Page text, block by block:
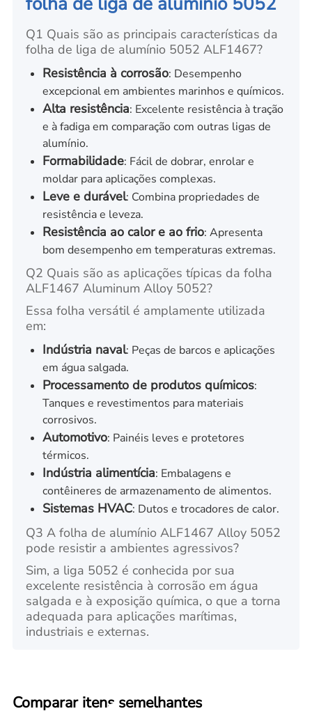
Q1 Quais são as principais características da
folha de liga de alumínio 5052 ALF1467?
Resistência à corrosão: Desempenho
excepcional em ambientes marinhos e químicos.
Alta resistência: Excelente resistência à tração
e à fadiga em comparação com outras ligas de
alumínio.
Formabilidade: Fácil de dobrar, enrolar e
moldar para aplicações complexas.
Leve e durável: Combina propriedades de
resistência e leveza.
Resistência ao calor e ao frio: Apresenta
bom desempenho em temperaturas extremas.
Q2 Quais são as aplicações típicas da folha
ALF1467 Aluminum Alloy 5052?
Essa folha versátil é amplamente utilizada
em:
Indústria naval: Peças de barcos e aplicações
em água salgada.
Processamento de produtos químicos:
Tanques e revestimentos para materiais
corrosivos.
Automotivo: Painéis leves e protetores
térmicos.
Indústria alimentícia: Embalagens e
contêineres de armazenamento de alimentos.
Sistemas HVAC: Dutos e trocadores de calor.
Q3 A folha de alumínio ALF1467 Alloy 5052
pode resistir a ambientes agressivos?
Sim, a liga 5052 é conhecida por sua
excelente resistência à corrosão em água
salgada e à exposição química, o que a torna
adequada para aplicações marítimas,
industriais e externas.
Comparar itens semelhantes